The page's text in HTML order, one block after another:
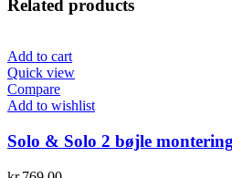
Related products
Add to cart
Quick view
Compare
Add to wishlist
Solo & Solo 2 bøjle